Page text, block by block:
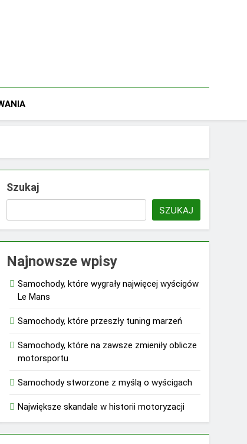
Szukaj
SZUKAJ
Najnowsze wpisy
Samochody, które wygrały najwięcej wyścigów
Le Mans
Samochody, które przeszły tuning marzeń
Samochody, które na zawsze zmieniły oblicze
motorsportu
Samochody stworzone z myślą o wyścigach
Największe skandale w historii motoryzacji